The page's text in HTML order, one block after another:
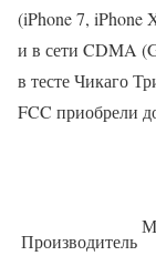
(iPhone 7, iPhone
и в сети CDMA
в тесте Чикаго
FCC приобрели
Производитель